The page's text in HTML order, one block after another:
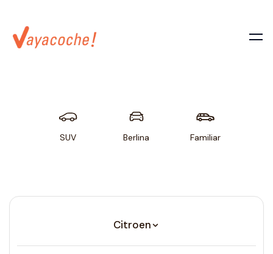
SUV Berlina Familiar
Citroen